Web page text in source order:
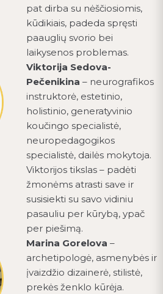
pat dirba su nėščiosiomis,
kūdikiais, padeda spręsti
paauglių svorio bei
laikysenos problemas.
Viktorija Sedova-
Pečenikina – neurografikos
instruktorė, estetinio,
holistinio, generatyvinio
koučingo specialistė,
neuropedagogikos
specialistė, dailės mokytoja.
Viktorijos tikslas – padėti
žmonėms atrasti save ir
susisiekti su savo vidiniu
pasauliu per kūrybą, ypač
per piešimą.
Marina Gorelova –
archetipologė, asmenybės ir
įvaizdžio dizainerė, stilistė,
prekės ženklo kūrėja.